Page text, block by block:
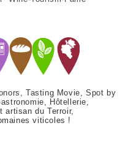
Tasting Movie, Spot by
Hôtellerie,
du Terroir,
viticoles !